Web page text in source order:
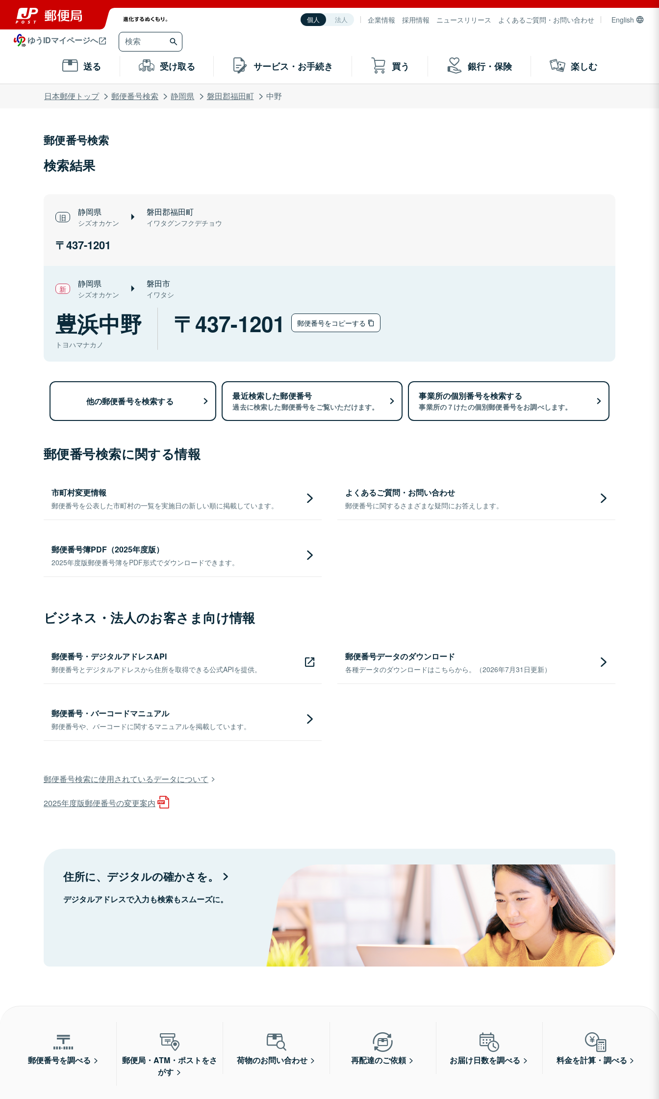
個人 法人 企業情報 採用情報 ニュースリリース よくあるご質問・お問い合わせ English
ゆうIDマイページへ
送る 受け取る サービス・お手続き 買う 銀行・保険 楽しむ
日本郵便トップ 郵便番号検索 静岡県 磐田郡福田町 中野
郵便番号検索
検索結果
静岡県
シズオカケン
磐田郡福田町
イワタグンフクデチョウ
437-1201
静岡県
シズオカケン
磐田市
イワタシ
豊浜中野
トヨハマナカノ
437-1201 郵便番号をコピーする
他の郵便番号を検索する 最近検索した郵便番号
過去に検索した郵便番号をご覧いただけます。
事業所の個別番号を検索する
事業所の７けたの個別郵便番号をお調べします。
郵便番号検索に関する情報
市町村変更情報
郵便番号を公表した市町村の一覧を実施日の新しい順に掲載しています。
よくあるご質問・お問い合わせ
郵便番号に関するさまざまな疑問にお答えします。
郵便番号簿PDF（2025年度版）
2025年度版郵便番号簿をPDF形式でダウンロードできます。
ビジネス・法人のお客さま向け情報
郵便番号・デジタルアドレスAPI
郵便番号とデジタルアドレスから住所を取得できる公式APIを提供。
郵便番号データのダウンロード
各種データのダウンロードはこちらから。（2026年7月31日更新）
郵便番号・バーコードマニュアル
郵便番号や、バーコードに関するマニュアルを掲載しています。
郵便番号検索に使用されているデータについて
2025年度版郵便番号の変更案内
住所に、デジタルの確かさを。
デジタルアドレスで入力も検索もスムーズに。
郵便番号を調べる
郵便局・ATM・ポストをさ
がす
荷物のお問い合わせ 再配達のご依頼 お届け日数を調べる 料金を計算・調べる